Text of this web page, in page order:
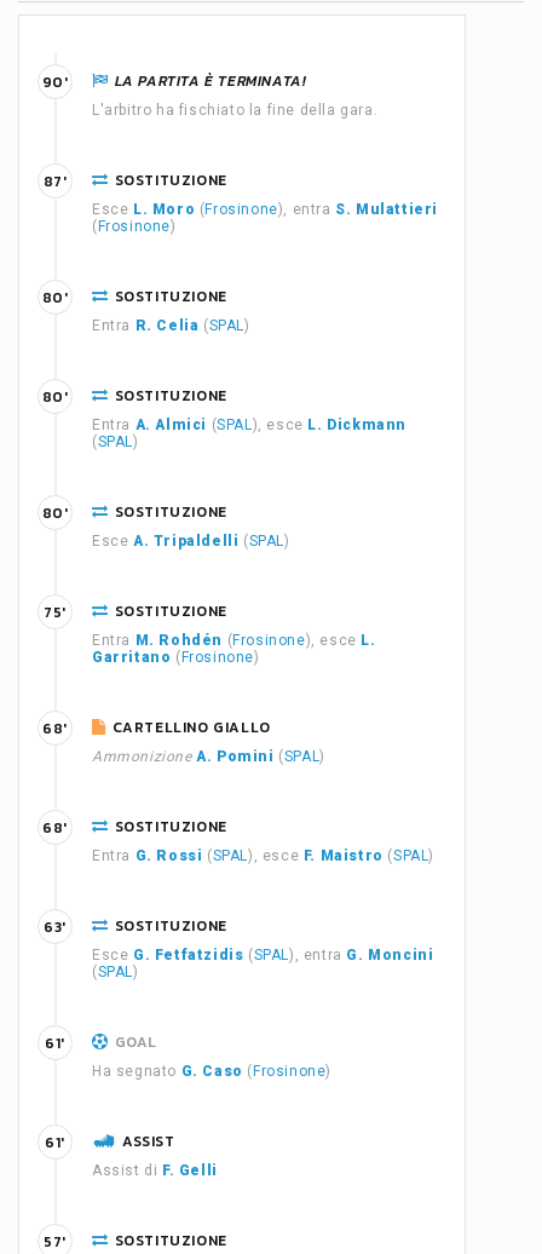
LA PARTITA È TERMINATA!
L'arbitro ha fischiato la fine della gara.
90'
SOSTITUZIONE
Esce L. Moro ( Frosinone), entra S. Mulattieri
( Frosinone)
87'
SOSTITUZIONE
Entra R. Celia (SPAL)
80'
SOSTITUZIONE
Entra A. Almici (SPAL), esce L. Dickmann
(SPAL)
80'
SOSTITUZIONE
Esce A. Tripaldelli (SPAL)
80'
SOSTITUZIONE
Entra M. Rohdén ( Frosinone), esce L.
Garritano ( Frosinone)
75'
CARTELLINO GIALLO
Ammonizione A. Pomini (SPAL)
68'
SOSTITUZIONE
Entra G. Rossi (SPAL), esce F. Maistro (SPAL)
68'
SOSTITUZIONE
Esce G. Fetfatzidis (SPAL), entra G. Moncini
(SPAL)
63'
GOAL
Ha segnato G. Caso ( Frosinone)
61'
ASSIST
Assist di F. Gelli
61'
SOSTITUZIONE
57'